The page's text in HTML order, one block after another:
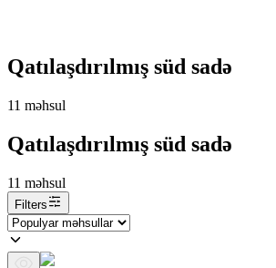
Qatılaşdırılmış süd sadə
11 məhsul
Qatılaşdırılmış süd sadə
11 məhsul
Filters